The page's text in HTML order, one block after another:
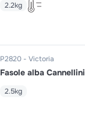
2.2kg
P2820 Victoria
Fasole alba Cannellini
2.5kg